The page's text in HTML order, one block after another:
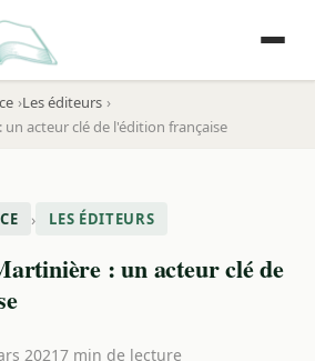
Les éditeurs
un acteur clé de l'édition française
› LES ÉDITEURS
: un acteur clé de
20217 min de lecture